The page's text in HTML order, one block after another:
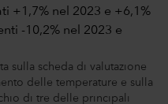
sulla scheda di valutazione
delle temperature e sulla
di tre delle principali